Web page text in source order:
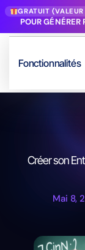
GRATUIT
POUR
Fonctionnalités
Créer son
Mai 8,